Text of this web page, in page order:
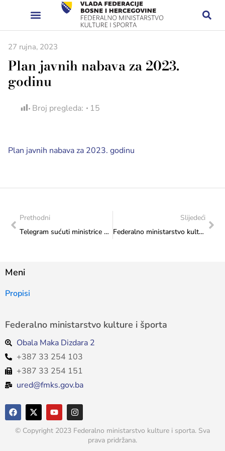
27 rujna, 2023
Plan javnih nabava za 2023.
godinu
Broj pregleda: 15
Plan javnih nabava za 2023. godinu
Prethodni
Telegram sućuti ministrice Sanje Vlaisavljević povodom smrti čuvenog likovnog umjetnika Aleksandra Saše Bukvića
Slijedeći
Federalno ministarstvo kulture i športa aktivno se uključilo u proces izrade Strategije za prevenciju nasilja u porodici u Federaciji Bosne i Hercegovine za period 2024. -2027. godina
Meni
Propisi
Federalno ministarstvo kulture i športa
Obala Maka Dizdara 2
+387 33 254 103
+387 33 254 151
ured@fmks.gov.ba
© Copyright 2023 Federalno ministarstvo kulture i sporta. Sva
prava pridržana.